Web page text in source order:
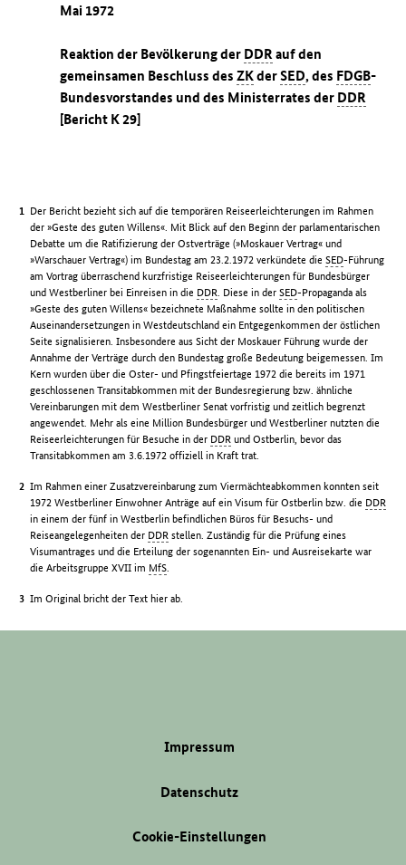
Mai 1972
Reaktion der Bevölkerung der DDR auf den
gemeinsamen Beschluss desZKderSED, des FDGB-
Bundesvorstandes und des Ministerrates der DDR
[Bericht K 29]
Der Bericht bezieht sich auf die temporären Reiseerleichterungen im Rahmen
der »Geste des guten Willens«. Mit Blick auf den Beginn der parlamentarischen
Debatte um die Ratifizierung der Ostverträge (»Moskauer Vertrag« und
»Warschauer Vertrag«) im Bundestag am 23.2.1972 verkündete dieSED-Führung
am Vortrag überraschend kurzfristige Reiseerleichterungen für Bundesbürger
und Westberliner bei Einreisen in die DDR . Diese in derSED-Propaganda als
»Geste des guten Willens« bezeichnete Maßnahme sollte in den politischen
Auseinandersetzungen in Westdeutschland ein Entgegenkommen der östlichen
Seite signalisieren. Insbesondere aus Sicht der Moskauer Führung wurde der
Annahme der Verträge durch den Bundestag große Bedeutung beigemessen. Im
Kern wurden über die Oster- und Pfingstfeiertage 1972 die bereits im 1971
geschlossenen Transitabkommen mit der Bundesregierung bzw. ähnliche
Vereinbarungen mit dem Westberliner Senat vorfristig und zeitlich begrenzt
angewendet. Mehr als eine Million Bundesbürger und Westberliner nutzten die
Reiseerleichterungen für Besuche in der DDR und Ostberlin, bevor das
Transitabkommen am 3.6.1972 offiziell in Kraft trat.
Im Rahmen einer Zusatzvereinbarung zum Viermächteabkommen konnten seit
1972 Westberliner Einwohner Anträge auf ein Visum für Ostberlin bzw. die DDR
in einem der fünf in Westberlin befindlichen Büros für Besuchs- und
Reiseangelegenheiten der DDR stellen. Zuständig für die Prüfung eines
Visumantrages und die Erteilung der sogenannten Ein- und Ausreisekarte war
die Arbeitsgruppe XVII im MfS
Im Original bricht der Text hier ab.
Impressum
Datenschutz
Cookie-Einstellungen